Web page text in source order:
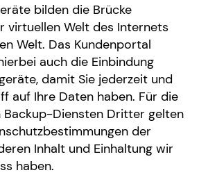
bilden die Brücke
virtuellen Welt des Internets
Welt. Das Kundenportal
auch die Einbindung
damit Sie jederzeit und
auf Ihre Daten haben. Für die
Backup-Diensten Dritter gelten
der
Inhalt und Einhaltung wir
haben.